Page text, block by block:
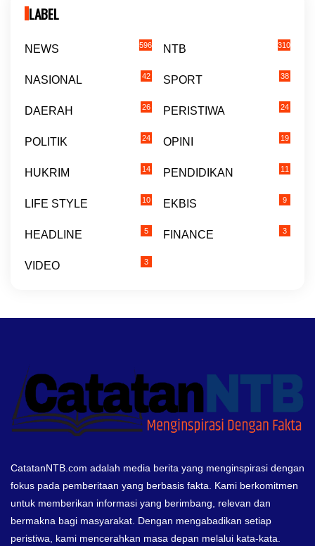
LABEL
NEWS 596 NTB 310
NASIONAL 42 SPORT 38
DAERAH 26 PERISTIWA 24
POLITIK 24 OPINI 19
HUKRIM 14 PENDIDIKAN 11
LIFE STYLE 10 EKBIS 9
HEADLINE 5 FINANCE 3
VIDEO 3
CatatanNTB.com adalah media berita yang menginspirasi dengan
fokus pada pemberitaan yang berbasis fakta. Kami berkomitmen
untuk memberikan informasi yang berimbang, relevan dan
bermakna bagi masyarakat. Dengan mengabadikan setiap
peristiwa, kami mencerahkan masa depan melalui kata-kata.